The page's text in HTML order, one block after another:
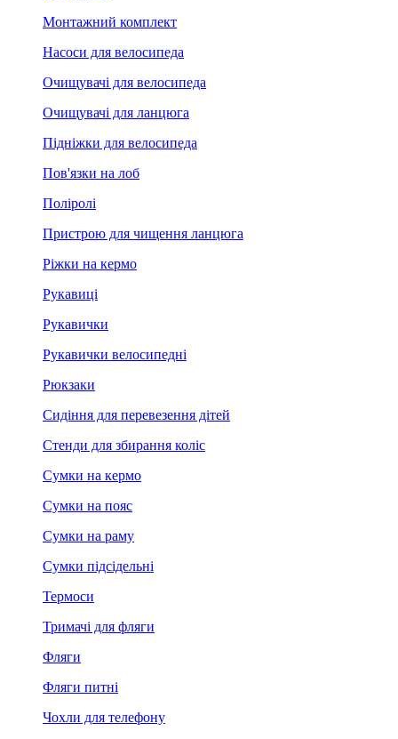
Монтажний комплект
Насоси для велосипеда
Очищувачі для велосипеда
Очищувачі для ланцюга
Підніжки для велосипеда
Пов'язки на лоб
Поліролі
Пристрою для чищення ланцюга
Ріжки на кермо
Рукавиці
Рукавички
Рукавички велосипедні
Рюкзаки
Сидіння для перевезення дітей
Стенди для збирання коліс
Сумки на кермо
Сумки на пояс
Сумки на раму
Сумки підсідельні
Термоси
Тримачі для фляги
Фляги
Фляги питні
Чохли для телефону